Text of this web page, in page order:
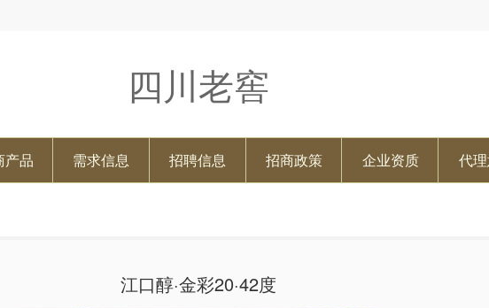
四川老窖
产品 需求信息 招聘信息 招商政策 企业资质 代
江口醇·金彩20·42度